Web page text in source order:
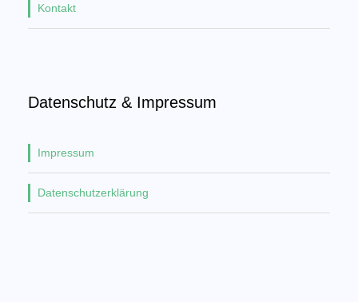
Kontakt
Datenschutz & Impressum
Impressum
Datenschutzerklärung